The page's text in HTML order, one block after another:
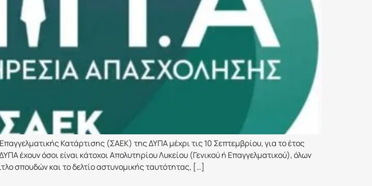
Κατάρτισης (ΣΑΕΚ) της ΔΥΠΑ μέχρι τις 10 Σεπτεμβρίου, για το έτος
έχουν όσοι είναι κάτοχοι Απολυτηρίου Λυκείου (Γενικού ή Επαγγελματικού), όλων
σπουδών και το δελτίο αστυνομικής ταυτότητας, […]